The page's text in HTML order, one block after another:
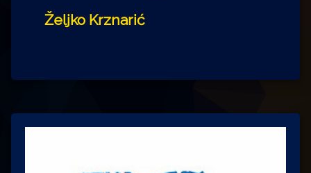
Željko Krznarić